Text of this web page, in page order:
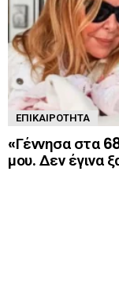
ΕΠΙΚΑΙΡΌΤΗΤΑ
«Γέννησα στα
μου. Δεν έγινα